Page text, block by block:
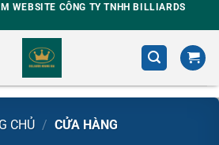
WEBSITE CÔNG TY TNHH BILLIARDS
CHỦ / CỬA HÀNG